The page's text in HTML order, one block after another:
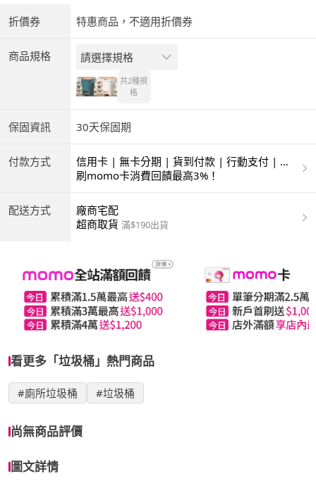
折價券 特惠商品，不適用折價券
商品規格 請選擇規格
共2種規
格
保固資訊 30天保固期
付款方式
信用卡 | 無卡分期 | 貨到付款 | 行動支付 | 超
商付款 | ATM | 銀聯卡
刷momo卡消費回饋最高3%！
配送方式
廠商宅配
超商取貨 滿$190出貨
看更多「垃圾桶」熱門商品
#廁所垃圾桶 #垃圾桶
尚無商品評價
圖文詳情